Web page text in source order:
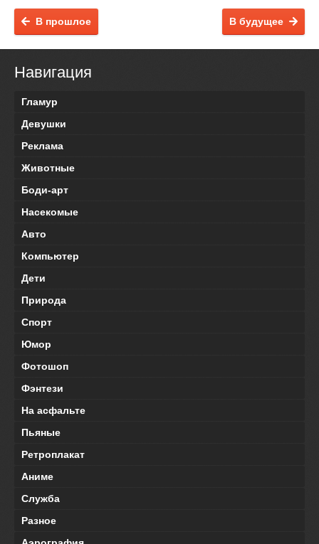
В будущее
В прошлое
Навигация
Гламур
Девушки
Реклама
Животные
Боди-арт
Насекомые
Авто
Компьютер
Дети
Природа
Спорт
Юмор
Фотошоп
Фэнтези
На асфальте
Пьяные
Ретроплакат
Аниме
Служба
Разное